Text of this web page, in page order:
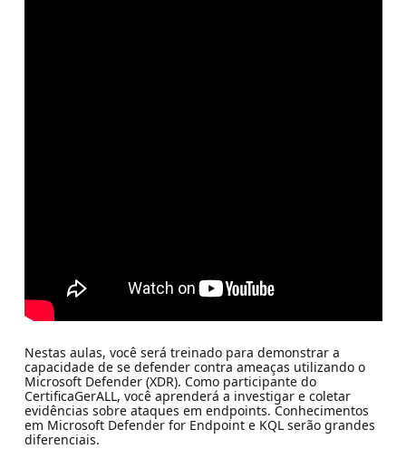
Nestas aulas, você será treinado para demonstrar a
capacidade de se defender contra ameaças utilizando o
Microsoft Defender (XDR). Como participante do
CertificaGerALL, você aprenderá a investigar e coletar
evidências sobre ataques em endpoints. Conhecimentos
em Microsoft Defender for Endpoint e KQL serão grandes
diferenciais.